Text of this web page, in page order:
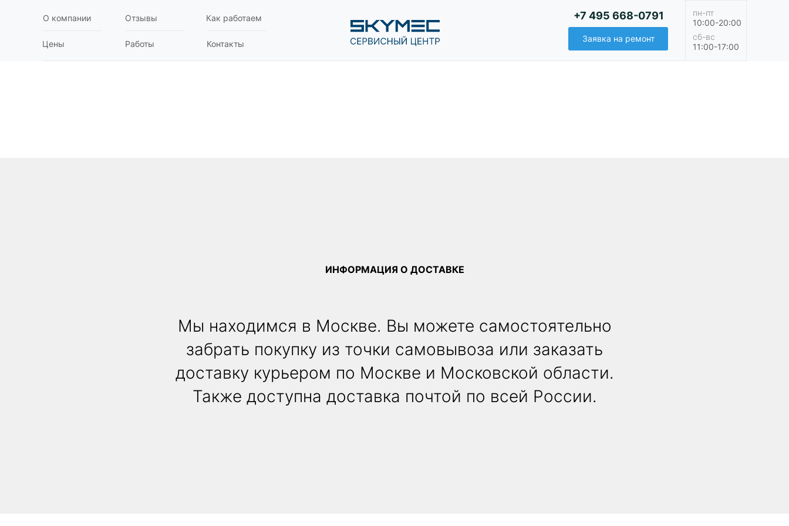
О компании Отзывы Как работаем
Работы Контакты
пн-пт
сб-вс
10:00-20:00
11:00-17:00
Цены
+7 495 668-0791
Заявка на ремонт
ИНФОРМАЦИЯ О ДОСТАВКЕ
Мы находимся в Москве. Вы можете самостоятельно
забрать покупку из точки самовывоза или заказать
доставку курьером по Москве и Московской области.
Также доступна доставка почтой по всей России.